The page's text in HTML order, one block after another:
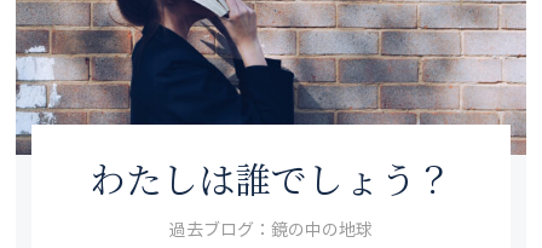
わたしは誰でしょう？
過去ブログ：鏡の中の地球